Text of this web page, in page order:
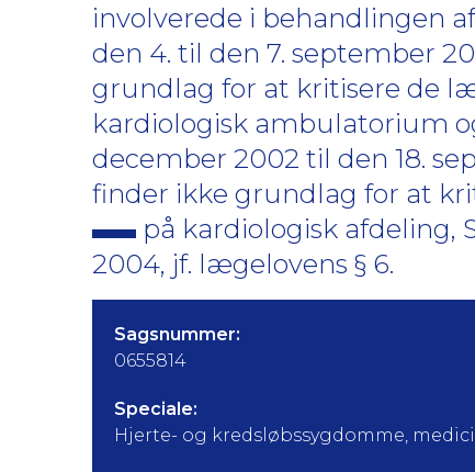
involverede i behandlingen
den 4. til den 7. september
grundlag for at kritisere de
kardiologisk ambulatorium
december 2002 til den 18.
finder ikke grundlag for at
på kardiologisk afdeling,
2004, jf. lægelovens § 6.
Sagsnummer:
0655814
Speciale:
Hjerte- og kredsløbssygdomme,